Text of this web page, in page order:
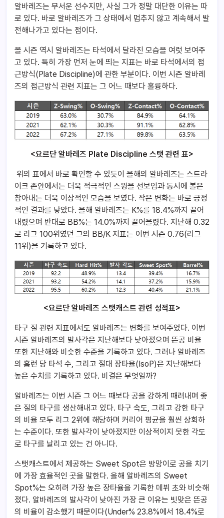
알바레즈는 무서운 선수지만, 사실 그가 정말 대단한 이유는 따
로 있다. 바로 알바레즈가 그 상태에서 멈추지 않고 계속해서 발
전해나가고 있다는 점이다.
올 시즌 역시 알바레즈는 타석에서 달라진 모습을 여럿 보여주
고 있다. 특히 가장 먼저 눈에 띄는 지표는 바로 타석에서의 접
근방식(Plate Discipline)에 관한 부분이다. 이번 시즌 알바레
즈의 접근방식 관련 지표는 그 어느 때보다 훌륭하다.
<요르단 알바레즈 Plate Discipline 스탯 관련 표>
위의 표에서 바로 확인할 수 있듯이 올해의 알바레즈는 스트라
이크 존안에서는 더욱 적극적인 스윙을 선보임과 동시에 볼은
참아내는 더욱 이상적인 모습을 보였다. 작은 변화는 바로 긍정
적인 결과를 낳았다. 올해 알바레즈는 K%를 18.4%까지 끌어
내렸으며 반대로 BB%는 14.0%까지 끌어올렸다. 지난해 0.32
로 리그 100위였던 그의 BB/K 지표는 이번 시즌 0.76(리그
11위)을 기록하고 있다.
<요르단 알바레즈 스탯캐스트 관련 성적표>
타구 질 관련 지표에서도 알바레즈는 변화를 보여주었다. 이번
시즌 알바레즈의 발사각은 지난해보다 낮아졌으며 뜬공 비율
또한 지난해와 비슷한 수준을 기록하고 있다. 그러나 알바레즈
의 홈런 당 타석 수, 그리고 절대 장타율(IsoP)은 지난해보다
높은 수치를 기록하고 있다. 비결은 무엇일까?
알바레즈는 이번 시즌 그 어느 때보다 공을 강하게 때려내며 좋
은 질의 타구를 생산해내고 있다. 타구 속도, 그리고 강한 타구
의 비율 모두 리그 2위에 해당하며 커리어 평균을 훨씬 상회하
는 수준이다. 또한 발사각이 낮아졌지만 이상적이지 못한 각도
로 타구를 날리고 있는 건 아니다.
스탯캐스트에서 제공하는 Sweet Spot은 방망이로 공을 치기
에 가장 효율적인 곳을 말한다. 올해 알바레즈의 Sweet
Spot%는 오히려 가장 높은 장타율을 기록한 데뷔 초와 비슷해
졌다. 알바레즈의 발사각이 낮아진 가장 큰 이유는 빗맞은 뜬공
의 비율이 감소했기 때문이다(Under% 23.8%에서 18.4%로